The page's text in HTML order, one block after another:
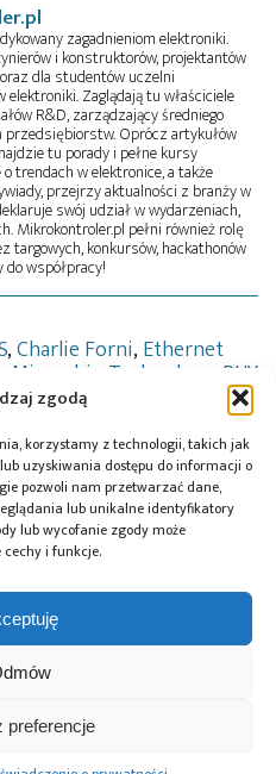
zgodą
korzystamy z technologii, takich jak
uzyskiwania dostępu do informacji o
pozwoli nam przetwarzać dane,
lub unikalne identyfikatory
lub wycofanie zgody może
i funkcje.
preferencje
zagadnieniom elektroniki.
i konstruktorów, projektantów
dla studentów uczelni
Zaglądają tu właściciele
R&D, zarządzający średniego
Oprócz artykułów
tu porady i pełne kursy
trendach w elektronice, a także
przejrzy aktualności z branży w
swój udział w wydarzeniach,
Mikrokontroler.pl pełni również rolę
targowych, konkursów, hackathonów
współpracy!
,Charlie Forni, Ethernet
Microchip Technology PHY
we
Microchip
badaniem
technologii